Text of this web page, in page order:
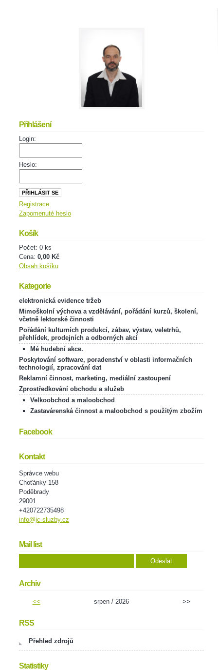
Přihlášení
Login:
Heslo:
Registrace
Zapomenuté heslo
Košík
Počet: 0 ks
Cena: 0,00 Kč
Obsah košíku
Kategorie
elektronická evidence tržeb
Mimoškolní výchova a vzdělávání, pořádání kurzů, školení,
včetně lektorské činnosti
Pořádání kulturních produkcí, zábav, výstav, veletrhů,
přehlídek, prodejních a odborných akcí
Mé hudební akce.
Poskytování software, poradenství v oblasti informačních
technologií, zpracování dat
Reklamní činnost, marketing, mediální zastoupení
Zprostředkování obchodu a služeb
Velkoobchod a maloobchod
Zastavárenská činnost a maloobchod s použitým zbožím
Facebook
Kontakt
Správce webu
Choťánky 158
Poděbrady
29001
+420722735498
info@jc-sluzby.cz
Mail list
Archiv
<< srpen / 2026 >>
RSS
Přehled zdrojů
Statistiky